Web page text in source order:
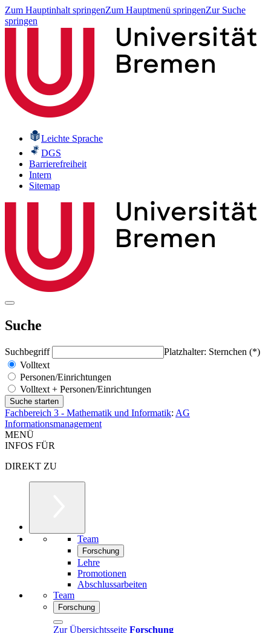
Zum Hauptinhalt springenZum Hauptmenü springenZur Suche
springen
Leichte Sprache
DGS
Barrierefreiheit
Intern
Sitemap
Suche
Suchbegriff
Platzhalter: Sternchen (*)
Volltext
Personen/Einrichtungen
Volltext + Personen/Einrichtungen
Fachbereich 3 - Mathematik und Informatik: AG
Informationsmanagement
MENÜ
INFOS FÜR
DIREKT ZU
Team
Forschung
Lehre
Promotionen
Abschlussarbeiten
Team
Forschung
Zur Übersichtsseite Forschung